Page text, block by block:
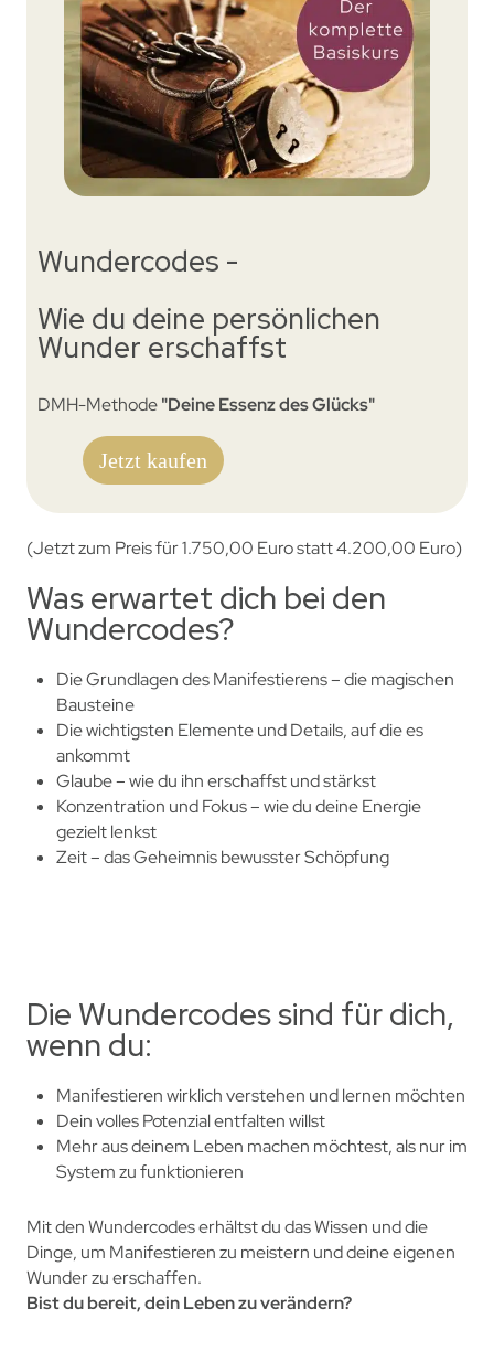
Wundercodes -
Wie du deine persönlichen
Wunder erschaffst
DMH-Methode"Deine Essenz des Glücks"
Jetzt kaufen
(Jetzt zum Preis für 1.750,00 Euro statt 4.200,00 Euro)
Was erwartet dich bei den
Wundercodes?
Die Grundlagen des Manifestierens – die magischen
Bausteine
Die wichtigsten Elemente und Details, auf die es
ankommt
Glaube – wie du ihn erschaffst und stärkst
Konzentration und Fokus – wie du deine Energie
gezielt lenkst
Zeit – das Geheimnis bewusster Schöpfung
Die Wundercodes sind für dich,
wenn du:
Manifestieren wirklich verstehen und lernen möchten
Dein volles Potenzial entfalten willst
Mehr aus deinem Leben machen möchtest, als nur im
System zu funktionieren
Mit den Wundercodes erhältst du das Wissen und die
Dinge, um Manifestieren zu meistern und deine eigenen
Wunder zu erschaffen.
Bist du bereit, dein Leben zu verändern?